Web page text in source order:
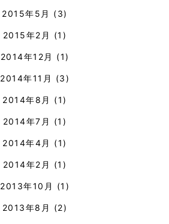
2015年5月 (3)
2015年2月 (1)
2014年12月 (1)
2014年11月 (3)
2014年8月 (1)
2014年7月 (1)
2014年4月 (1)
2014年2月 (1)
2013年10月 (1)
2013年8月 (2)